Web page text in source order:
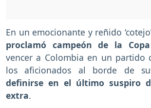
En un emocionante y reñido
proclamó campeón de la
vencer a Colombia en un partido
los aficionados al borde de
definirse en el último suspiro
extra.